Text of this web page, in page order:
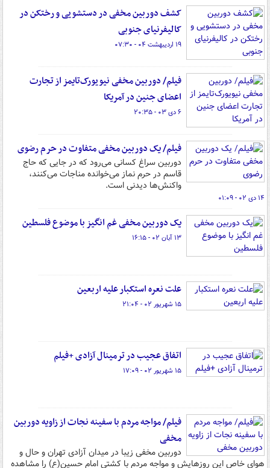
کشف دوربین مخفی در دستشویی و رختکن در
کالیفرنیای جنوبی
۱۹ اردیبهشت ۰۴ - ۰۷:۳۰
فیلم/ دوربین مخفی نیویورک‌تایمز از تجارت
اعضای جنین در آمریکا
۶ دی ۰۳ - ۲۰:۳۵
فیلم/ یک دوربین مخفی متفاوت در حرم رضوی
دوربین سراغ کسانی می‌رود که در جایی که حاج
قاسم در حرم نماز می‌خوانده مناجات می‌کنند،
واکنش‌ها دیدنی است.
۱۴ دی ۰۲ - ۰۱:۰۹
یک دوربین مخفی غم انگیز با موضوع فلسطین
۱۳ آبان ۰۲ - ۱۶:۱۵
علت نعره استکبار علیه اربعین
۱۵ شهریور ۰۲ - ۲۱:۰۴
اتفاق عجیب در ترمینال آزادی +فیلم
۱۵ شهریور ۰۲ - ۱۷:۰۹
فیلم/ مواجه مردم با سفینه نجات از زاویه دوربین
مخفی
دوربین مخفی زیبا در میدان آزادی تهران و حال و
هوای خاص این روزهایش و مواجه مردم با کشتی امام حسین(ع) را مشاهده